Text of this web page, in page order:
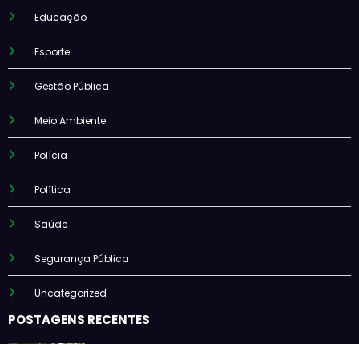
Educação
Esporte
Gestão Pública
Meio Ambiente
Polícia
Política
Saúde
Segurança Pública
Uncategorized
POSTAGENS RECENTES